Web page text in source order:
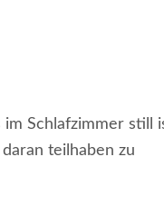
Schlafzimmer still
teilhaben zu